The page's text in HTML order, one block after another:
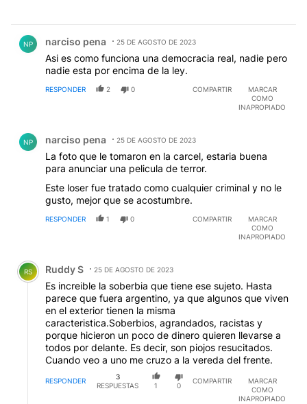
NP narciso pena 25 DE AGOSTO DE 2023
Asi es como funciona una democracia real, nadie pero
nadie esta por encima de la ley.
RESPONDER 2 0 COMPARTIR
MARCAR
COMO
INAPROPIADO
NP narciso pena 25 DE AGOSTO DE 2023
La foto que le tomaron en la carcel, estaria buena
para anunciar una pelicula de terror.
Este loser fue tratado como cualquier criminal y no le
gusto, mejor que se acostumbre.
RESPONDER 1 0 COMPARTIR
MARCAR
COMO
INAPROPIADO
Comentario de Ruddy S.
RS Ruddy S 25 DE AGOSTO DE 2023
Es increible la soberbia que tiene ese sujeto. Hasta
parece que fuera argentino, ya que algunos que viven
en el exterior tienen la misma
caracteristica.Soberbios, agrandados, racistas y
porque hicieron un poco de dinero quieren llevarse a
todos por delante. Es decir, son piojos resucitados.
Cuando veo a uno me cruzo a la vereda del frente.
RESPONDER
3
RESPUESTAS
1 0
COMPARTIR
MARCAR
COMO
INAPROPIADO